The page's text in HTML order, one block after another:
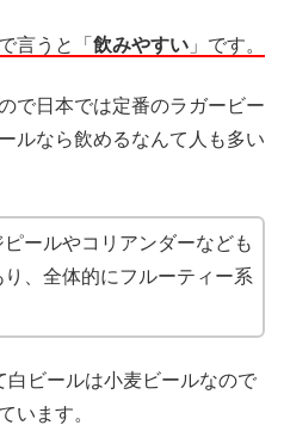
言うと「 飲みやすい 」です。
で日本では定番のラガービー
ルなら飲めるなんて人も多い
ールやコリアンダーなども
、全体的にフルーティー系
白ビールは小麦ビールなので
います。